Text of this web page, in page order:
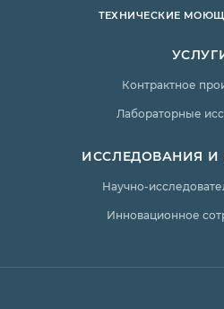
ТЕХНИЧЕСКИЕ
Контрактное
Лабораторные
ИССЛЕДОВАНИЯ
Научно-
Инновационное